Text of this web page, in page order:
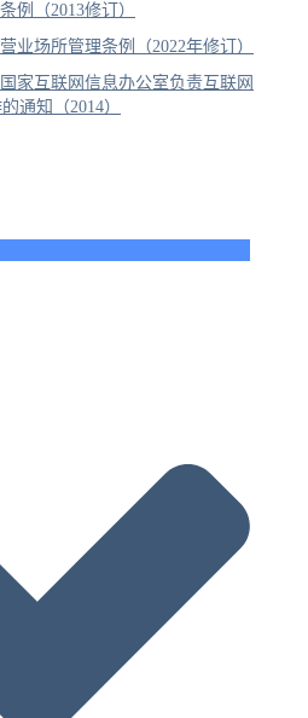
例（2013修订）
业场所管理条例（2022年修订）
家互联网信息办公室负责互联网
通知（2014）